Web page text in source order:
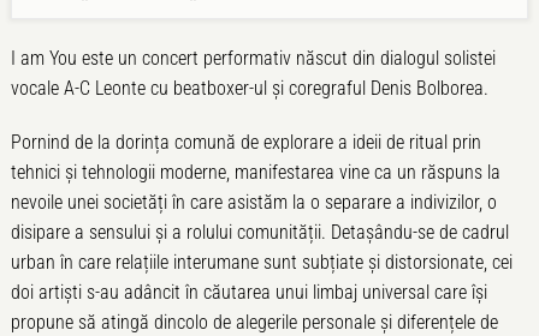
I am You este un concert performativ născut din dialogul solistei
vocale A-C Leonte cu beatboxer-ul și coregraful Denis Bolborea.
Pornind de la dorința comună de explorare a ideii de ritual prin
tehnici și tehnologii moderne, manifestarea vine ca un răspuns la
nevoile unei societăți în care asistăm la o separare a indivizilor, o
disipare a sensului și a rolului comunității. Detașându-se de cadrul
urban în care relațiile interumane sunt subțiate și distorsionate, cei
doi artiști s-au adâncit în căutarea unui limbaj universal care își
propune să atingă dincolo de alegerile personale și diferențele de